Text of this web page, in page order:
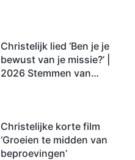
Christelijk lied ‘Ben je je
bewust van je missie?’ |
2026 Stemmen van
Christelijke korte film
‘Groeien te midden van
beproevingen’